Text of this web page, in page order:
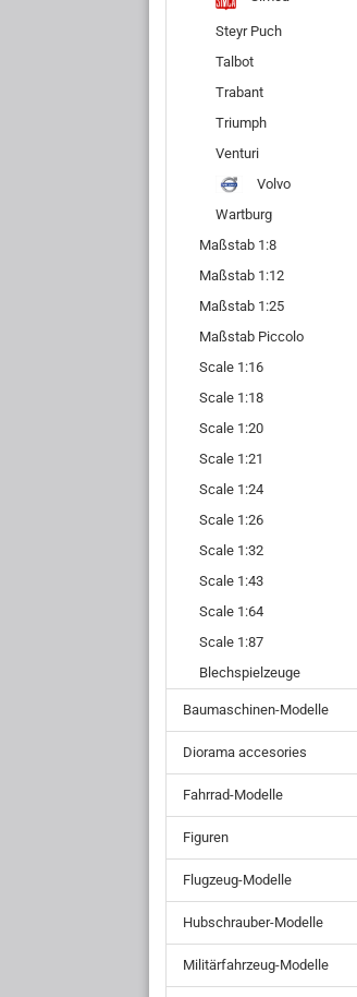
Steyr Puch
Talbot
Trabant
Triumph
Venturi
Volvo
Wartburg
Maßstab 1:8
Maßstab 1:12
Maßstab 1:25
Maßstab Piccolo
Scale 1:16
Scale 1:18
Scale 1:20
Scale 1:21
Scale 1:24
Scale 1:26
Scale 1:32
Scale 1:43
Scale 1:64
Scale 1:87
Blechspielzeuge
Baumaschinen-Modelle
Diorama accesories
Fahrrad-Modelle
Figuren
Flugzeug-Modelle
Hubschrauber-Modelle
Militärfahrzeug-Modelle